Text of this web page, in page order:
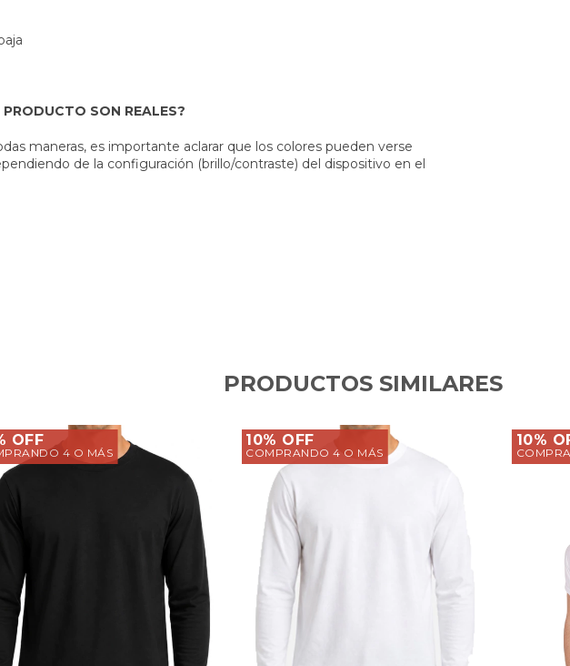
SON REALES?
maneras, es importante aclarar que los colores pueden verse
de la configuración (brillo/contraste) del dispositivo en el
PRODUCTOS SIMILARES
OFF
4 O MÁS
10% OFF
COMPRANDO 4 O MÁS
10%